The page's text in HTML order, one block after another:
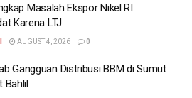
Masalah Ekspor Nikel RI
Karena LTJ
AUGUST 4, 2026 0
Gangguan Distribusi BBM di Sumut
Bahlil